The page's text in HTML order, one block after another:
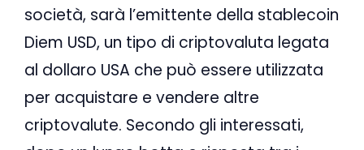
società, sarà l’emittente della stablecoin
Diem USD, un tipo di criptovaluta legata
al dollaro USA che può essere utilizzata
per acquistare e vendere altre
criptovalute. Secondo gli interessati,